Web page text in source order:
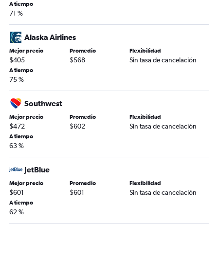
A tiempo
71 %
Alaska Airlines
Mejor precio
$405
Promedio
$568
Flexibilidad
Sin tasa de cancelación
A tiempo
75 %
Southwest
Mejor precio
$472
Promedio
$602
Flexibilidad
Sin tasa de cancelación
A tiempo
63 %
JetBlue
Mejor precio
$601
Promedio
$601
Flexibilidad
Sin tasa de cancelación
A tiempo
62 %